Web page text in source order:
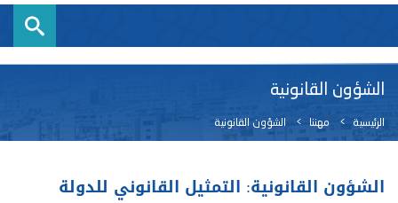
الشؤون القانونية
الرئيسية مهننا الشؤون القانونية
الشؤون القانونية: التمثيل القانوني للدولة